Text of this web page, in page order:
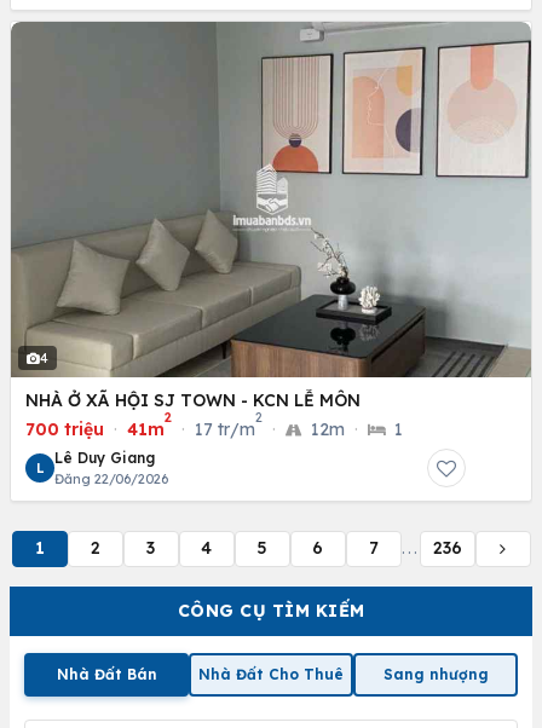
CÔNG CỤ TÌM KIẾM
Nhà Đất Bán Nhà Đất Cho Thuê Sang nhượng
4
NHÀ Ở XÃ HỘI SJ TOWN - KCN LỄ MÔN
700 triệu · 41m
2
· 17 tr/m
2
· 12m · 1
L
Lê Duy Giang
Đăng 22/06/2026
1 2 3 4 5 6 7 ... 236